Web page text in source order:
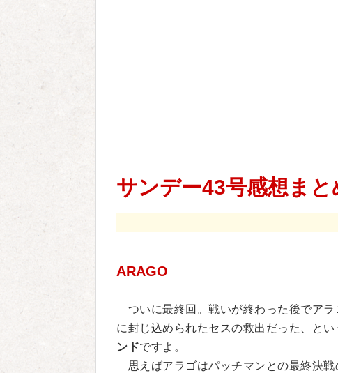
サンデー43号感想まと
ARAGO
ついに最終回。戦いが終わった後でアラ
に封じ込められたセスの救出だった、と
ンドですよ。
思えばアラゴはパッチマンとの最終決